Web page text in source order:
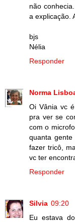
não
a explicação.
bjs
Nélia
Responder
Norma
Oi Vânia vc
pra ver se
com o
quanta
fazer tricô,
vc ter
Responder
Silvia 09:20
Eu estava